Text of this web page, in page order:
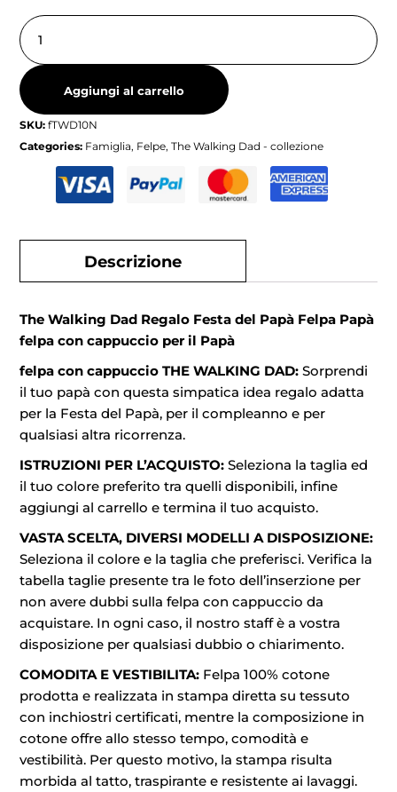
Aggiungi al carrello
SKU:fTWD10N
Categories: Famiglia, Felpe,The Walking Dad - collezione
Descrizione
The Walking Dad Regalo Festa del Papà Felpa Papà
felpa con cappuccio per il Papà
felpa con cappuccio THE WALKING DAD: Sorprendi
il tuo papà con questa simpatica idea regalo adatta
per la Festa del Papà, per il compleanno e per
qualsiasi altra ricorrenza.
ISTRUZIONI PER L’ACQUISTO: Seleziona la taglia ed
il tuo colore preferito tra quelli disponibili, infine
aggiungi al carrello e termina il tuo acquisto.
VASTA SCELTA, DIVERSI MODELLI A DISPOSIZIONE:
Seleziona il colore e la taglia che preferisci. Verifica la
tabella taglie presente tra le foto dell’inserzione per
non avere dubbi sulla felpa con cappuccio da
acquistare. In ogni caso, il nostro staff è a vostra
disposizione per qualsiasi dubbio o chiarimento.
COMODITA E VESTIBILITA: Felpa 100% cotone
prodotta e realizzata in stampa diretta su tessuto
con inchiostri certificati, mentre la composizione in
cotone offre allo stesso tempo, comodità e
vestibilità. Per questo motivo, la stampa risulta
morbida al tatto, traspirante e resistente ai lavaggi.